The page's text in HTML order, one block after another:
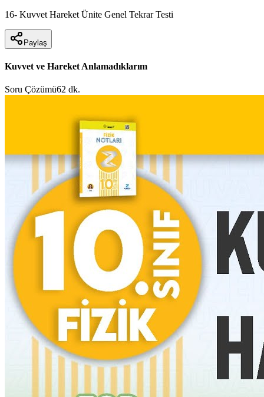
16- Kuvvet Hareket Ünite Genel Tekrar Testi
Paylaş
Kuvvet ve Hareket Anlamadıklarım
Soru Çözümü62 dk.